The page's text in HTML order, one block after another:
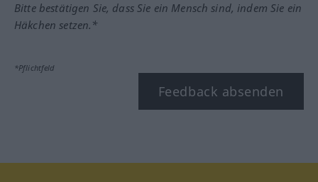
Bitte bestätigen Sie, dass Sie ein Mensch sind, indem Sie ein
Häkchen setzen.*
*Pflichtfeld
Feedback absenden